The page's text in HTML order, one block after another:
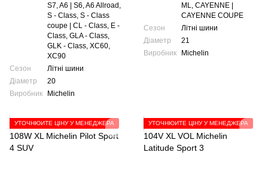
S7, A6 | S6, A6 Allroad,
S - Class, S - Class
coupe | CL - Class, E -
Class, GLA - Class,
GLK - Class, XC60,
XC90
Сезон
Літні шини
Діаметр
20
Виробник
Michelin
ML, CAYENNE |
CAYENNE COUPE
Сезон
Літні шини
Діаметр
21
Виробник
Michelin
УТОЧНЮЙТЕ ЦІНУ У МЕНЕДЖЕРА УТОЧНЮЙТЕ ЦІНУ У МЕНЕДЖЕРА